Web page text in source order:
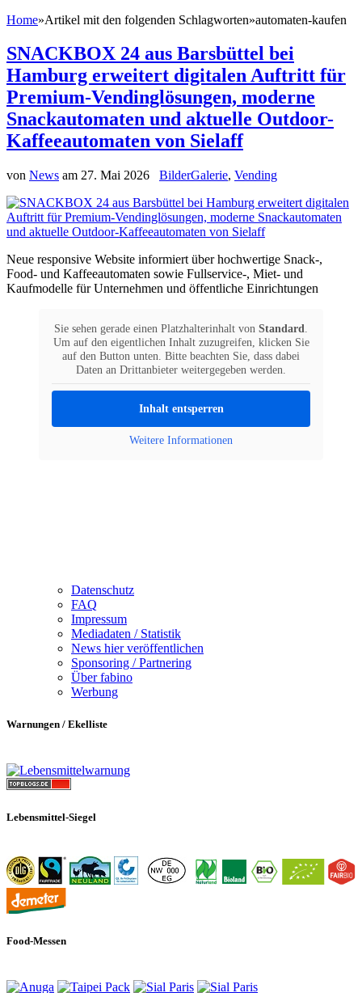
Home»Artikel mit den folgenden Schlagworten»automaten-kaufen
SNACKBOX 24 aus Barsbüttel bei
Hamburg erweitert digitalen Auftritt für
Premium-Vendinglösungen, moderne
Snackautomaten und aktuelle Outdoor-
Kaffeeautomaten von Sielaff
von News am 27. Mai 2026 BilderGalerie, Vending
Neue responsive Website informiert über hochwertige Snack-,
Food- und Kaffeeautomaten sowie Fullservice-, Miet- und
Kaufmodelle für Unternehmen und öffentliche Einrichtungen
Sie sehen gerade einen Platzhalterinhalt von Standard.
Um auf den eigentlichen Inhalt zuzugreifen, klicken Sie
auf den Button unten. Bitte beachten Sie, dass dabei
Daten an Drittanbieter weitergegeben werden.
Inhalt entsperren
Weitere Informationen
Datenschutz
FAQ
Impressum
Mediadaten / Statistik
News hier veröffentlichen
Sponsoring / Partnering
Über fabino
Werbung
Warnungen / Ekelliste
Lebensmittel-Siegel
Food-Messen